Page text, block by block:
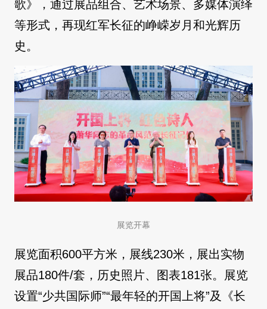
歌》，通过展品组合、艺术场景、多媒体演绎
等形式，再现红军长征的峥嵘岁月和光辉历
史。
展览开幕
展览面积600平方米，展线230米，展出实物
展品180件/套，历史照片、图表181张。展览
设置“少共国际师”“最年轻的开国上将”及《长